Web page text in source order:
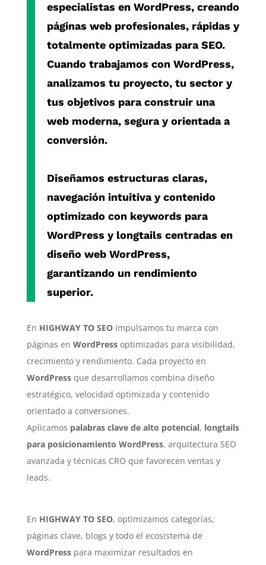
especialistas en WordPress, creando
páginas web profesionales, rápidas y
totalmente optimizadas para SEO.
Cuando trabajamos con WordPress,
analizamos tu proyecto, tu sector y
tus objetivos para construir una
web moderna, segura y orientada a
conversión.
Diseñamos estructuras claras,
navegación intuitiva y contenido
optimizado con keywords para
WordPress y longtails centradas en
diseño web WordPress,
garantizando un rendimiento
superior.
En HIGHWAY TO SEOimpulsamos tu marca con
páginas en WordPressoptimizadas para visibilidad,
crecimiento y rendimiento. Cada proyecto en
WordPressque desarrollamos combina diseño
estratégico, velocidad optimizada y contenido
orientado a conversiones.
Aplicamos palabras clave de alto potencial, longtails
para posicionamiento WordPress, arquitectura SEO
avanzada y técnicas CRO que favorecen ventas y
leads.
En HIGHWAY TO SEO, optimizamos categorías,
páginas clave, blogs y todo el ecosistema de
WordPresspara maximizar resultados en